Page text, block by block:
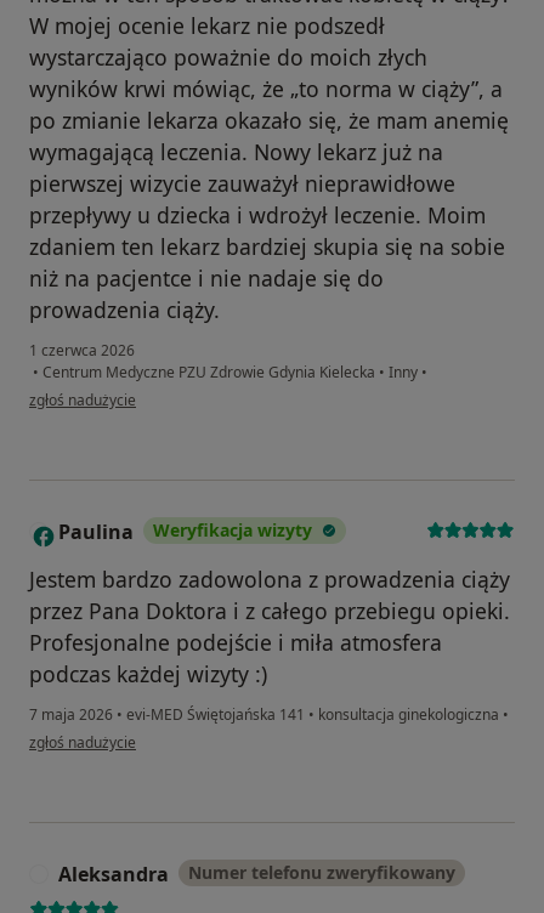
W mojej ocenie lekarz nie podszedł
wystarczająco poważnie do moich złych
wyników krwi mówiąc, że „to norma w ciąży”, a
po zmianie lekarza okazało się, że mam anemię
wymagającą leczenia. Nowy lekarz już na
pierwszej wizycie zauważył nieprawidłowe
przepływy u dziecka i wdrożył leczenie. Moim
zdaniem ten lekarz bardziej skupia się na sobie
niż na pacjentce i nie nadaje się do
prowadzenia ciąży.
1 czerwca 2026
• Centrum Medyczne PZU Zdrowie Gdynia Kielecka • Inny •
w opinii użytkownika Martyna
zgłoś nadużycie
P Paulina Weryfikacja wizyty
Jestem bardzo zadowolona z prowadzenia ciąży
przez Pana Doktora i z całego przebiegu opieki.
Profesjonalne podejście i miła atmosfera
podczas każdej wizyty :)
7 maja 2026 • evi-MED Świętojańska 141 • konsultacja ginekologiczna •
w opinii użytkownika Paulina
zgłoś nadużycie
Aleksandra Numer telefonu zweryfikowany